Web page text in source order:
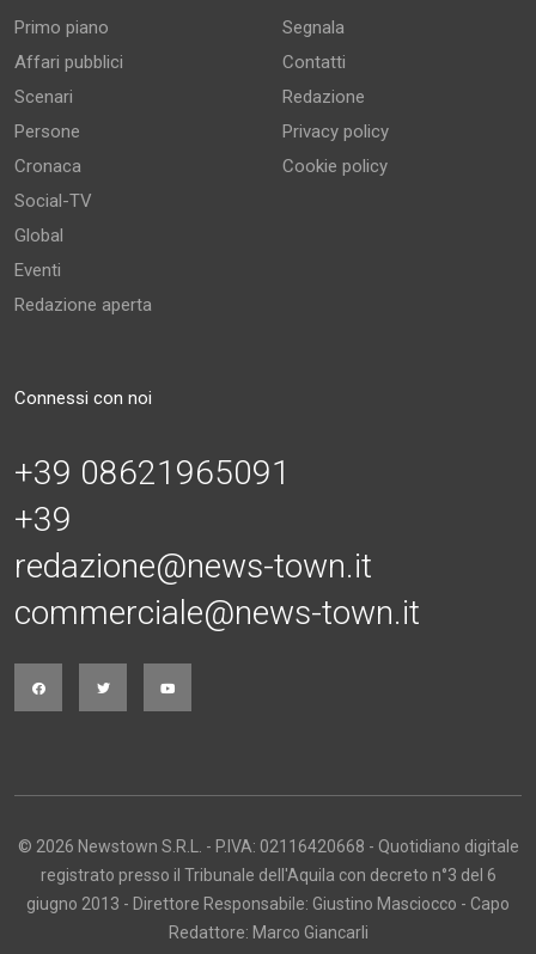
Primo piano
Affari pubblici
Scenari
Persone
Cronaca
Social-TV
Global
Eventi
Redazione aperta
Segnala
Contatti
Redazione
Privacy policy
Cookie policy
Connessi con noi
+39 08621965091
+39
redazione@news-town.it
commerciale@news-town.it
© 2026 Newstown S.R.L. - P.IVA: 02116420668 - Quotidiano digitale
registrato presso il Tribunale dell'Aquila con decreto n°3 del 6
giugno 2013 - Direttore Responsabile: Giustino Masciocco - Capo
Redattore: Marco Giancarli